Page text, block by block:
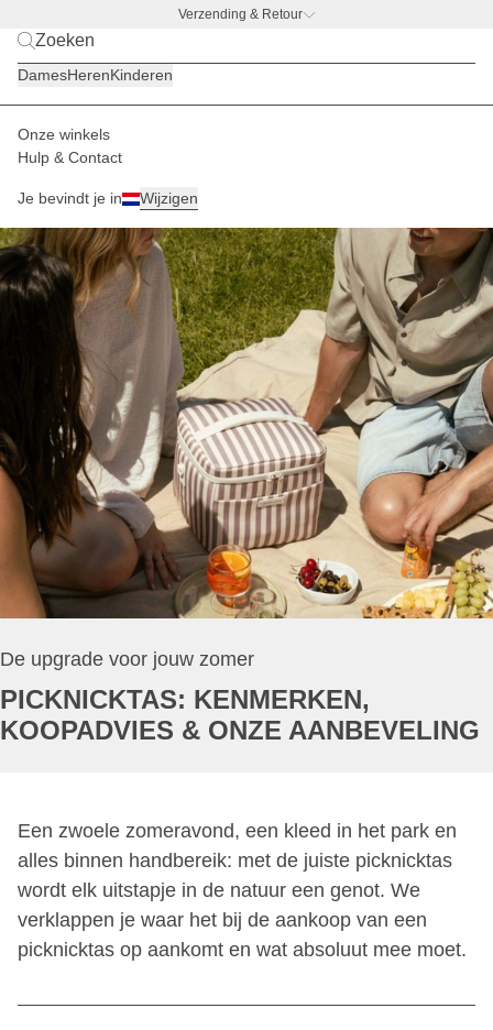
Verzending & Retour
DamesHerenKinderen
Onze winkels
Hulp & Contact
Je bevindt je in Wijzigen
De upgrade voor jouw zomer
PICKNICKTAS: KENMERKEN,
KOOPADVIES & ONZE AANBEVELING
Een zwoele zomeravond, een kleed in het park en
alles binnen handbereik: met de juiste picknicktas
wordt elk uitstapje in de natuur een genot. We
verklappen je waar het bij de aankoop van een
picknicktas op aankomt en wat absoluut mee moet.